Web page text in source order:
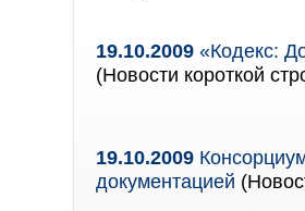
19.10.2009 «Кодекс:
(Новости короткой
19.10.2009
документацией